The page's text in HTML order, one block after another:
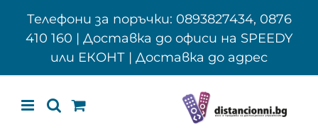
Телефони за поръчки: 0893827434, 0876
410 160 | Доставка до офиси на SPEEDY
или ЕКОНТ | Доставка до адрес